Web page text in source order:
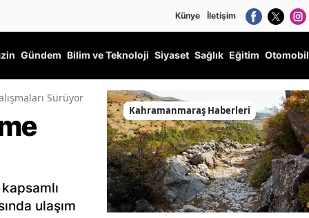
Künye İletişim
Gündem Bilim ve Teknoloji Siyaset Sağlık Eğitim Otomobil
Sürüyor
ulaşım
Kahramanmaraş Haberleri